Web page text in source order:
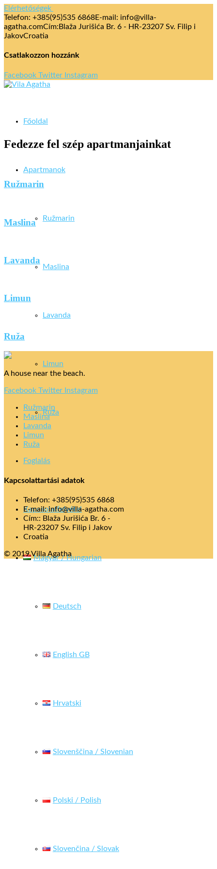
Elérhetőségek
Telefon: +385(95)535 6868E-mail: info@villa-
agatha.comCím:Blaža Jurišića Br. 6 - HR-23207 Sv. Filip i
JakovCroatia
Csatlakozzon hozzánk
Facebook Twitter Instagram
Főoldal
Apartmanok
Ružmarin
Maslina
Lavanda
Limun
Ruža
Foglalás
Kapcsolatfelvétel
Magyar / Hungarian
Deutsch
English GB
Hrvatski
Slovenščina / Slovenian
Polski / Polish
Slovenčina / Slovak
Fedezze fel szép apartmanjainkat
Ružmarin
Maslina
Lavanda
Limun
Ruža
A house near the beach.
Facebook Twitter Instagram
Ružmarin
Maslina
Lavanda
Limun
Ruža
Kapcsolattartási adatok
Telefon: +385(95)535 6868
E-mail: info@villa-agatha.com
Cím:: Blaža Jurišića Br. 6 -
HR-23207 Sv. Filip i Jakov
Croatia
© 2019 Villa Agatha